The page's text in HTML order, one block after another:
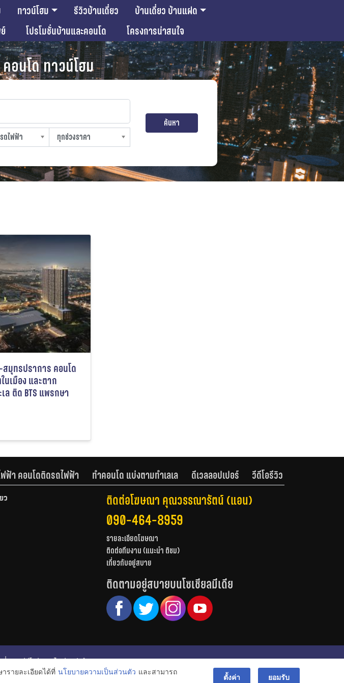
ทาวน์โฮม รีวิวบ้านเดี่ยว
บ้านเดี่ยว บ้านแฝด
โปรโมชั่นบ้านและคอนโด โครงการน่าสนใจ
อนโด ทาวน์โฮม
ถไฟฟ้า
ทุกช่วงราคา
ค้นหา
มุทรปราการ คอนโด
นเมือง และตาก
ล ติด BTS แพรกษา
ฟ้า คอนโดติดรถไฟฟ้า ทำคอนโด แบ่งตามทำเลเล ดีเวลลอปเปอร์ วีดีโอรีวิว
ว
ติดต่อโฆษณา คุณวรรณารัตน์ (แอน)
090-464-8959
รายละเอียดโฆษณา
ติดต่อทีมงาน (แนะนำ ติชม)
เกี่ยวกับอยู่สบาย
ติดตามอยู่สบายบนโซเชียลมีเดีย
ดี่ยว วีดีโอรีวิว
ไอเดียแต่งบ้าน
© สงวนลิขสิทธิ์ 2556-2564
รายละเอียดได้ที่ นโยบายความเป็นส่วนตัว และสามารถ
ตั้งค่า ยอมรับ